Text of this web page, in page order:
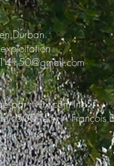
Durban
par : wix.com Inc
: 500 Terry A